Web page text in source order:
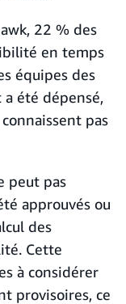
22 % des
en temps
équipes des
a été dépensé,
pas
peut pas
approuvés ou
des
Cette
à considérer
provisoires, ce